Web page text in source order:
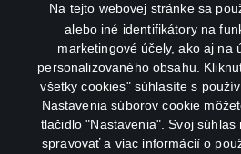
Na tejto webovej stránke sa
alebo iné identifikátory na
marketingové účely, ako aj na
personalizovaného obsahu.
všetky cookies" súhlasíte s
Nastavenia súborov cookie
tlačidlo "Nastavenia". Svoj
spravovať a viac informácií o
O aplikácii Canal+